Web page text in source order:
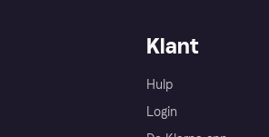
Klant
Hulp
Login